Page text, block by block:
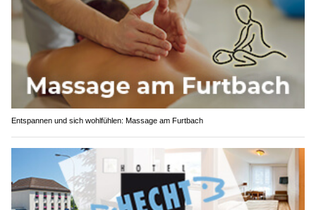
Entspannen und sich wohlfühlen: Massage am Furtbach